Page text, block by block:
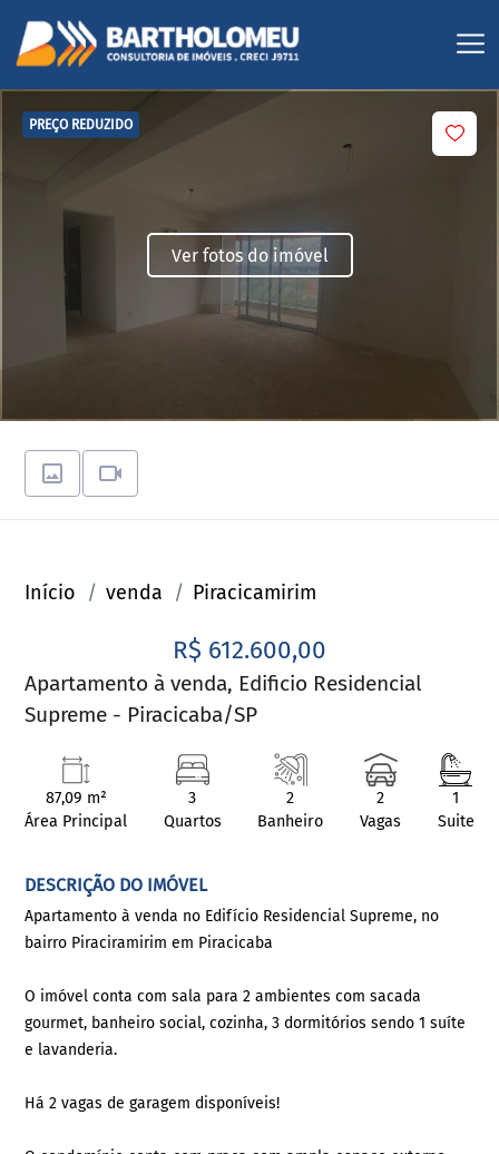
PREÇO REDUZIDO
Ver fotos do imóvel
Início venda Piracicamirim
R$ 612.600,00
Apartamento à venda, Edificio Residencial
Supreme - Piracicaba/SP
87,09 m²
Área Principal
3
Quartos
2
Banheiro
2
Vagas
1
Suite
DESCRIÇÃO DO IMÓVEL
Apartamento à venda no Edifício Residencial Supreme, no
bairro Piraciramirim em Piracicaba
O imóvel conta com sala para 2 ambientes com sacada
gourmet, banheiro social, cozinha, 3 dormitórios sendo 1 suíte
e lavanderia.
Há 2 vagas de garagem disponíveis!